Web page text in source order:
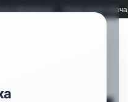
інформація Угода користувача